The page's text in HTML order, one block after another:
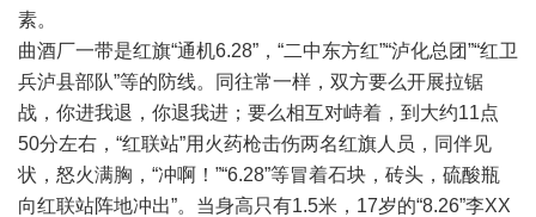
素。
曲酒厂一带是红旗“通机6.28”，“二中东方红”“泸化总团”“红卫
兵泸县部队”等的防线。同往常一样，双方要么开展拉锯
战，你进我退，你退我进；要么相互对峙着，到大约11点
50分左右，“红联站”用火药枪击伤两名红旗人员，同伴见
状，怒火满胸，“冲啊！”“6.28”等冒着石块，砖头，硫酸瓶
向红联站阵地冲出”。当身高只有1.5米，17岁的“8.26”李XX